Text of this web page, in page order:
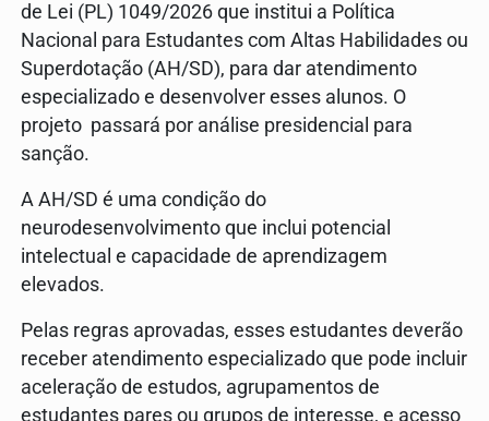
de Lei (PL) 1049/2026 que institui a Política
Nacional para Estudantes com Altas Habilidades ou
Superdotação (AH/SD), para dar atendimento
especializado e desenvolver esses alunos. O
projeto passará por análise presidencial para
sanção.
A AH/SD é uma condição do
neurodesenvolvimento que inclui potencial
intelectual e capacidade de aprendizagem
elevados.
Pelas regras aprovadas, esses estudantes deverão
receber atendimento especializado que pode incluir
aceleração de estudos, agrupamentos de
estudantes pares ou grupos de interesse, e acesso